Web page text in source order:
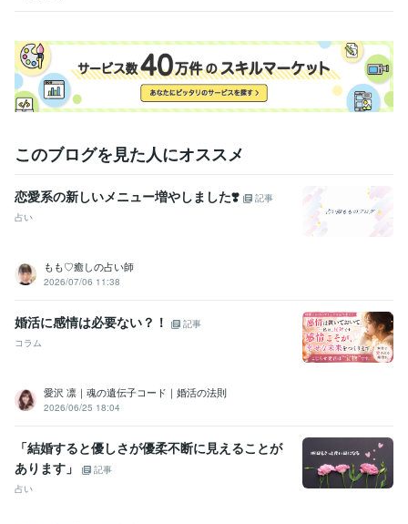
このブログを見た人にオススメ
恋愛系の新しいメニュー増やしました❣️
記事
占い
もも♡癒しの占い師
2026/07/06 11:38
婚活に感情は必要ない？！
記事
コラム
愛沢 凛｜魂の遺伝子コード｜婚活の法則
2026/06/25 18:04
「結婚すると優しさが優柔不断に見えることが
あります」
記事
占い